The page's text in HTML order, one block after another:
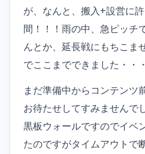
が、なんと、搬入+設営に
間！！！雨の中、急ピッチ
んとか、延長戦にもちこま
でここまでできました・・・
まだ準備中からコンテンツ
お待たせしてすみませんで
黒板ウォールですのでイベ
たのですがタイムアウトで